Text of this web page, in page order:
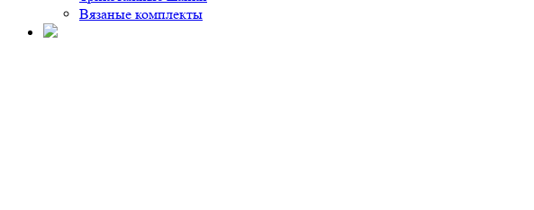
Вязаные комплекты